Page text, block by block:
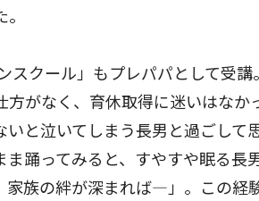
クール」もプレパパとして受講
がなく、育休取得に迷いはなか
と泣いてしまう長男と過ごして
踊ってみると、すやすや眠る長
家族の絆が深まれば―」。この経